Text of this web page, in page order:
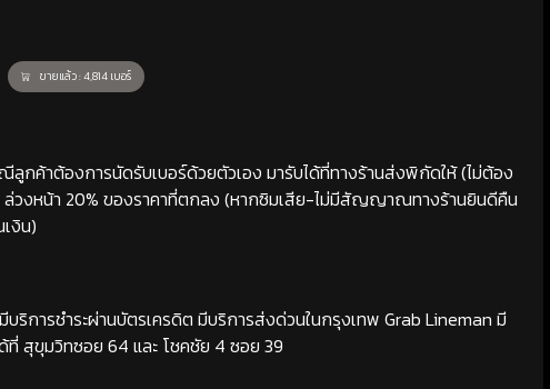
แล้ว
ขายแล้ว : 4,814 เบอร์
ลูกค้าต้องการนัดรับเบอร์ด้วยตัวเอง มารับได้ที่ทางร้านส่งพิกัดให้ (ไม่ต้อง
วงหน้า 20% ของราคาที่ตกลง (หากซิมเสีย-ไม่มีสัญญาณทางร้านยินดีคืน
งิน)
บริการชำระผ่านบัตรเครดิต มีบริการส่งด่วนในกรุงเทพ Grab Lineman มี
ที่ สุขุมวิทซอย 64 และ โชคชัย 4 ซอย 39